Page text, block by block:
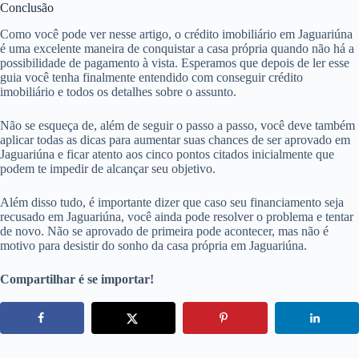
Conclusão
Como você pode ver nesse artigo, o crédito imobiliário em Jaguariúna
é uma excelente maneira de conquistar a casa própria quando não há a
possibilidade de pagamento à vista. Esperamos que depois de ler esse
guia você tenha finalmente entendido com conseguir crédito
imobiliário e todos os detalhes sobre o assunto.
Não se esqueça de, além de seguir o passo a passo, você deve também
aplicar todas as dicas para aumentar suas chances de ser aprovado em
Jaguariúna e ficar atento aos cinco pontos citados inicialmente que
podem te impedir de alcançar seu objetivo.
Além disso tudo, é importante dizer que caso seu financiamento seja
recusado em Jaguariúna, você ainda pode resolver o problema e tentar
de novo. Não se aprovado de primeira pode acontecer, mas não é
motivo para desistir do sonho da casa própria em Jaguariúna.
Compartilhar é se importar!